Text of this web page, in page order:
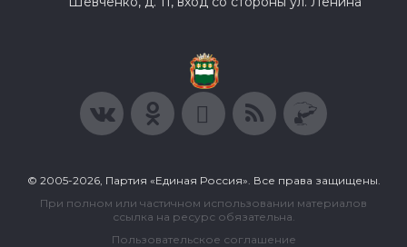
© 2005-2026, Партия «Единая Россия». Все права защищены.
При полном или частичном использовании материалов
ссылка на ресурс обязательна.
Пользовательское соглашение